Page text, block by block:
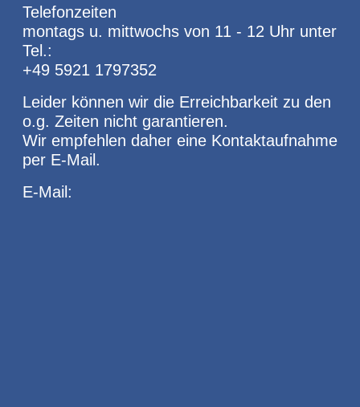
Telefonzeiten
montags u. mittwochs von 11 - 12 Uhr unter
Tel.:
+49 5921 1797352
Leider können wir die Erreichbarkeit zu den
o.g. Zeiten nicht garantieren.
Wir empfehlen daher eine Kontaktaufnahme
per E-Mail.
E-Mail: